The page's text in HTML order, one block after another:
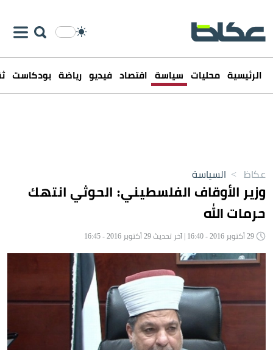
الرئيسية محليات سياسة اقتصاد فيديو رياضة بودكاست
عكاظ > السياسة
وزير الأوقاف الفلسطيني: الحوثي انتهك
حرمات الله